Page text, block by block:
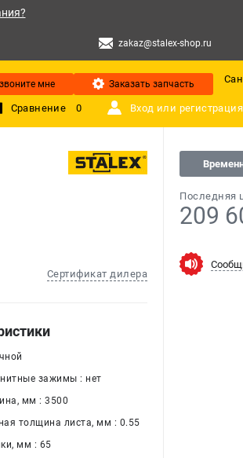
zakaz@stalex-shop.ru
мне Заказать запчасть
Сравнение 0 Вход или регистрация
Сертификат дилера
Последняя
209
зажимы : нет
мм : 3500
толщина листа, мм : 0.55
мм : 65